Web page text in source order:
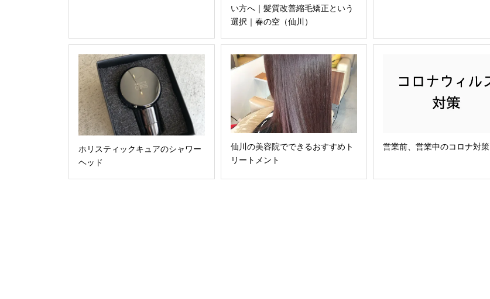
い方へ｜髪質改善縮毛矯正という
選択｜春の空（仙川）
ホリスティックキュアのシャワー
ヘッド
仙川の美容院でできるおすすめト
リートメント
営業前、営業中のコロナ対策